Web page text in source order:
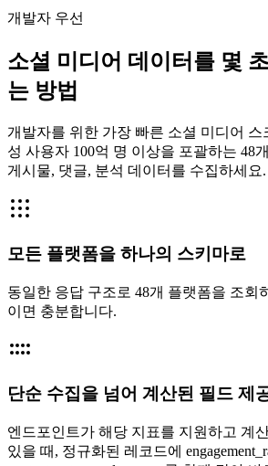
개발자 우선
소셜 미디어 데이터를 몇
는 방법
개발자를 위한 가장 빠른 소셜 미디어 스
성 사용자 100억 명 이상을 포괄하는 48
게시물, 댓글, 분석 데이터를 수집하세요.
모든 플랫폼을 하나의 스키마로
동일한 응답 구조로 48개 플랫폼을 조회
이면 충분합니다.
단순 수집을 넘어 계산된 필드 제
엔드포인트가 해당 지표를 지원하고 계
있을 때, 정규화된 레코드에